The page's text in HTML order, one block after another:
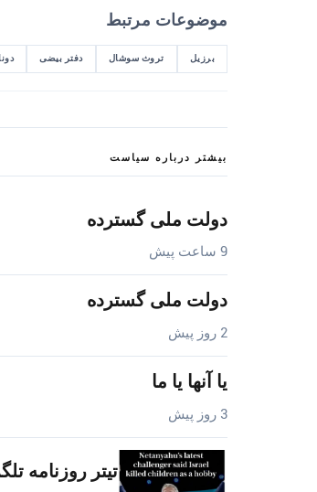
موضوعات مرتبط
برزیل تروث سوشال دفتر بیضی
بیشتر درباره سیاست
دولت ملی گسترده
9 ساعت پیش
دولت ملی گسترده
2 روز پیش
یا آنها یا ما
3 روز پیش
تیتر روزنامه